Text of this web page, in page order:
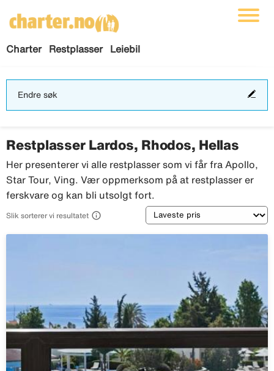
Charter Restplasser Leiebil
Endre søk
Restplasser Lardos, Rhodos, Hellas
Her presenterer vi alle restplasser som vi får fra Apollo,
Star Tour, Ving. Vær oppmerksom på at restplasser er
ferskvare og kan bli utsolgt fort.
Slik sorterer vi resultatet  Sortering